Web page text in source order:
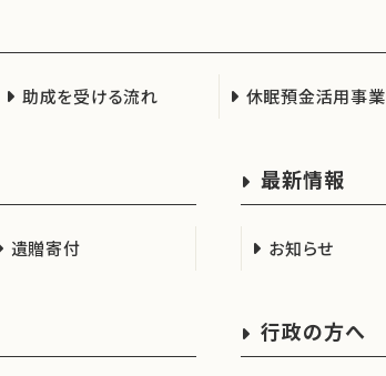
助成を受ける流れ 休眠預金活用事業
遺贈寄付
最新情報
お知らせ
行政の方へ